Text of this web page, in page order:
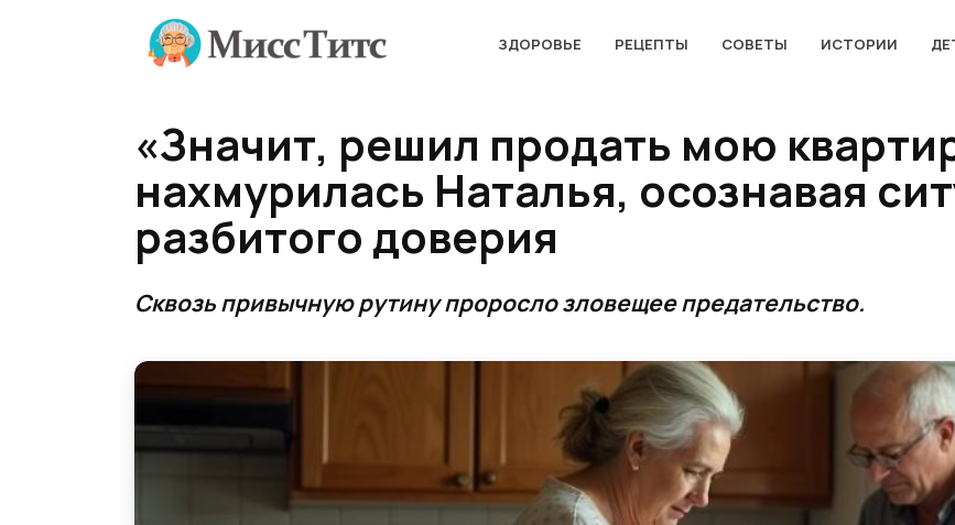
ЗДОРОВЬЕ РЕЦЕПТЫ СОВЕТЫ ИСТОРИИ
«Значит, решил продать мою
нахмурилась Наталья, осознавая
разбитого доверия
Сквозь привычную рутину проросло зловещее предательство.